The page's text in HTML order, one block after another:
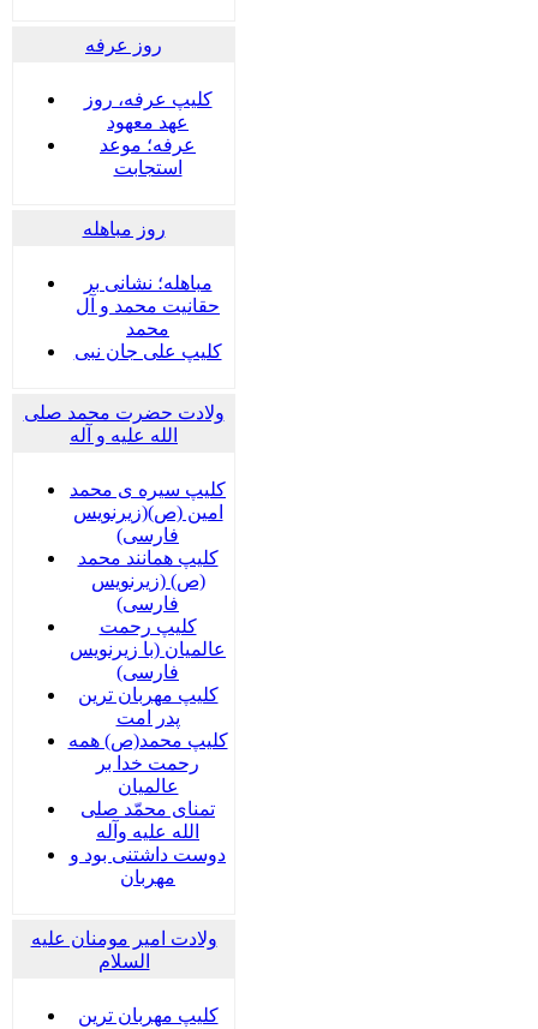
روز عرفه
کلیپ عرفه، روز
عهد معهود
عرفه؛ موعد
استجابت
روز مباهله
مباهله؛ نشانی بر
حقانیت محمد و آل
محمد
کلیپ علی جان نبی
ولادت حضرت محمد صلی
الله علیه و آله
کلیپ سیره ی محمد
امین (ص)(زیرنویس
فارسی)
کلیپ همانند محمد
(ص) (زیرنویس
فارسی)
کلیپ رحمت
عالمیان (با زیرنویس
فارسی)
کلیپ مهربان ترین
پدر امت
کلیپ محمد(ص) همه
رحمت خدا بر
عالمیان
تمنای محمّد صلی
الله علیه وآله
دوست داشتنی بود و
مهربان
ولادت امیر مومنان علیه
السلام
کلیپ مهربان ترین